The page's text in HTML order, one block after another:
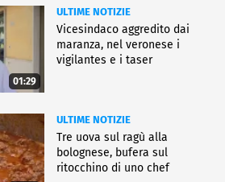
01:29
ULTIME NOTIZIE
Vicesindaco aggredito dai
maranza, nel veronese i
vigilantes e i taser
ULTIME NOTIZIE
Tre uova sul ragù alla
bolognese, bufera sul
ritocchino di uno chef